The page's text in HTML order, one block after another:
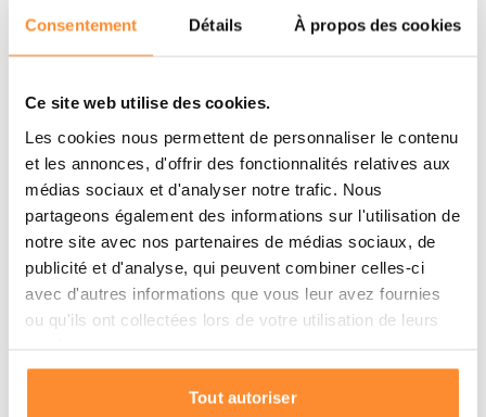
Consentement Détails À propos des cookies
Ce site web utilise des cookies.
Les cookies nous permettent de personnaliser le contenu
et les annonces, d'offrir des fonctionnalités relatives aux
médias sociaux et d'analyser notre trafic. Nous
partageons également des informations sur l'utilisation de
notre site avec nos partenaires de médias sociaux, de
publicité et d'analyse, qui peuvent combiner celles-ci
avec d'autres informations que vous leur avez fournies
ou qu'ils ont collectées lors de votre utilisation de leurs
Tout autoriser
Une petite hache avec housse
Cette hache a une longueur totale de 29 centimètres.
suffisante pour pouvoir y appliquer beaucoup de force.
C'est un format idéal pour une hache de secours que
l'on doit pouvoir emporter facilement. La housse solide
permet d'éviter les accidents avec la lame et de
préserver son tranchant. Cette mini-hachette est
constitué d'une seule pièce en métal, ce qui la rend
quasiment indestructible.
Spécifications de la mini-hachette
Longueur : 29 cm